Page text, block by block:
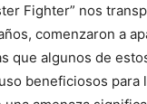
Fighter” nos
comenzaron a
que algunos de
beneficiosos para